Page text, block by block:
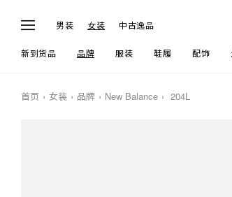
男装 女装 中古逸品
新到货品 品牌 服装 鞋履 配饰
首页 女装 品牌 New Balance 204L